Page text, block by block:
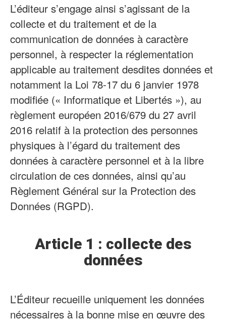
L’éditeur s’engage ainsi s’agissant de la
collecte et du traitement et de la
communication de données à caractère
personnel, à respecter la réglementation
applicable au traitement desdites données et
notamment la Loi 78-17 du 6 janvier 1978
modifiée (« Informatique et Libertés »), au
règlement européen 2016/679 du 27 avril
2016 relatif à la protection des personnes
physiques à l’égard du traitement des
données à caractère personnel et à la libre
circulation de ces données, ainsi qu’au
Règlement Général sur la Protection des
Données (RGPD).
Article 1 : collecte des
données
L’Éditeur recueille uniquement les données
nécessaires à la bonne mise en œuvre des